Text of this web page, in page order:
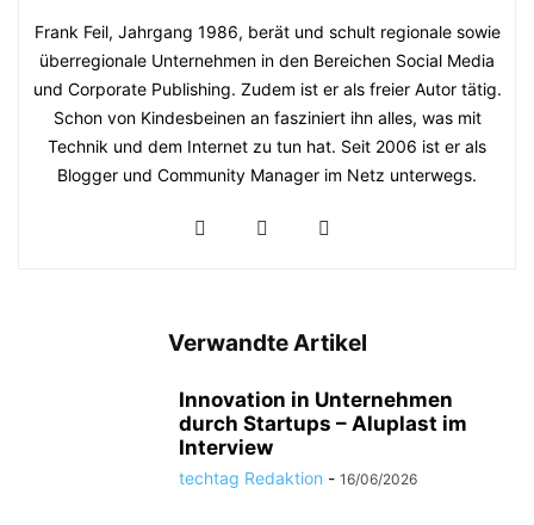
Frank Feil, Jahrgang 1986, berät und schult regionale sowie
überregionale Unternehmen in den Bereichen Social Media
und Corporate Publishing. Zudem ist er als freier Autor tätig.
Schon von Kindesbeinen an fasziniert ihn alles, was mit
Technik und dem Internet zu tun hat. Seit 2006 ist er als
Blogger und Community Manager im Netz unterwegs.
Verwandte Artikel
Innovation in Unternehmen
durch Startups – Aluplast im
Interview
techtag Redaktion - 16/06/2026